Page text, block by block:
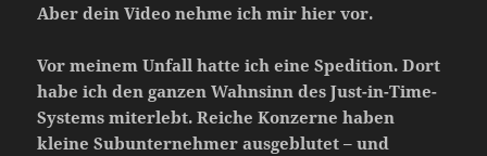
Aber dein Video nehme ich mir hier vor.
Vor meinem Unfall hatte ich eine Spedition. Dort
habe ich den ganzen Wahnsinn des Just-in-Time-
Systems miterlebt. Reiche Konzerne haben
kleine Subunternehmer ausgeblutet – und